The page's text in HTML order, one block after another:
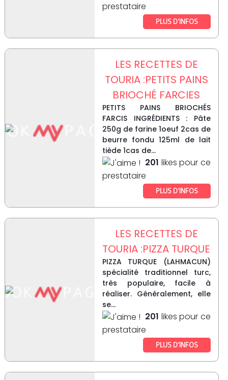
prestataire
PLUS D’INFOS
LES RECETTES DE
TOURIA :PETITS PAINS
BRIOCHÉ FARCIES
PETITS PAINS BRIOCHÉS
FARCIS INGRÉDIENTS : Pâte
250g de farine 1oeuf 2cas de
beurre fondu 125ml de lait
tiède 1cas de...
201 likes pour ce
prestataire
PLUS D’INFOS
LES RECETTES DE
TOURIA :PIZZA TURQUE
PIZZA TURQUE (LAHMACUN)
spécialité traditionnel turc,
très populaire, facile à
réaliser. Généralement, elle
se...
201 likes pour ce
prestataire
PLUS D’INFOS